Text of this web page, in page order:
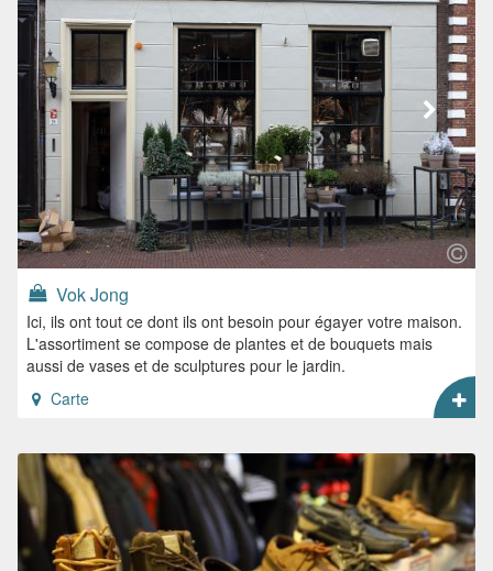
Vok Jong
Ici, ils ont tout ce dont ils ont besoin pour égayer votre maison.
L'assortiment se compose de plantes et de bouquets mais
aussi de vases et de sculptures pour le jardin.
Carte